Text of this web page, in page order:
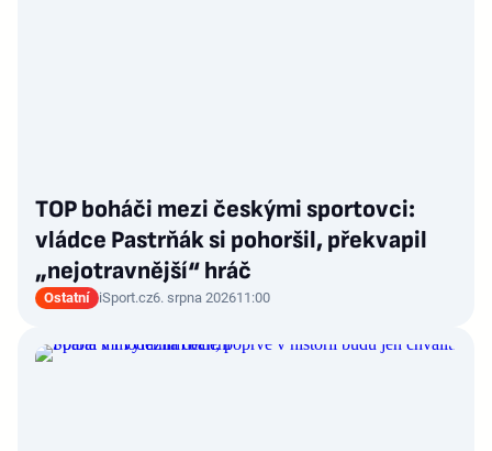
TOP boháči mezi českými sportovci:
vládce Pastrňák si pohoršil, překvapil
„nejotravnější“ hráč
Ostatní iSport.cz6. srpna 202611:00